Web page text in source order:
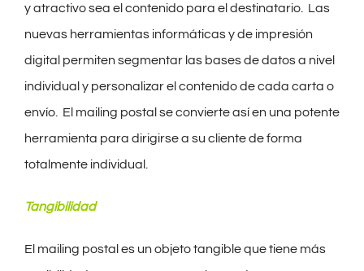
y atractivo sea el contenido para el destinatario. Las
nuevas herramientas informáticas y de impresión
digital permiten segmentar las bases de datos a nivel
individual y personalizar el contenido de cada carta o
envío. El mailing postal se convierte así en una potente
herramienta para dirigirse a su cliente de forma
totalmente individual.
Tangibilidad
El mailing postal es un objeto tangible que tiene más